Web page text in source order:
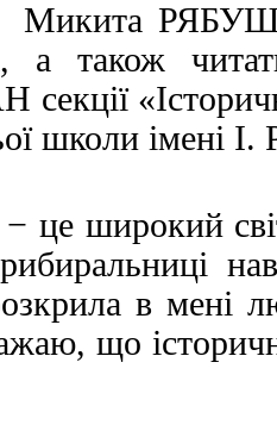
Микита
а також
школи імені І.
це широкий
в мені
що